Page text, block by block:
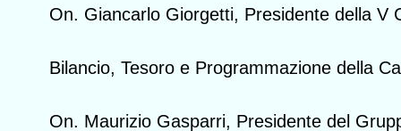
On. Giancarlo Giorgetti, Presidente della V
Bilancio, Tesoro e Programmazione della
On. Maurizio Gasparri, Presidente del